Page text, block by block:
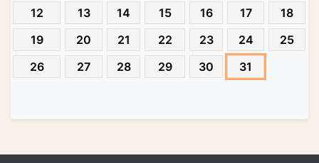
12
13 14 15 16 17
18
19
20 21 22 23 24
25
26
27 28 29 30 31